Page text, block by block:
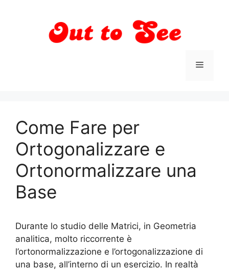
Menu
Come Fare per
Ortogonalizzare e
Ortonormalizzare una
Base
Durante lo studio delle Matrici, in Geometria
analitica, molto riccorrente è
l’ortonormalizzazione e l’ortogonalizzazione di
una base, all’interno di un esercizio. In realtà